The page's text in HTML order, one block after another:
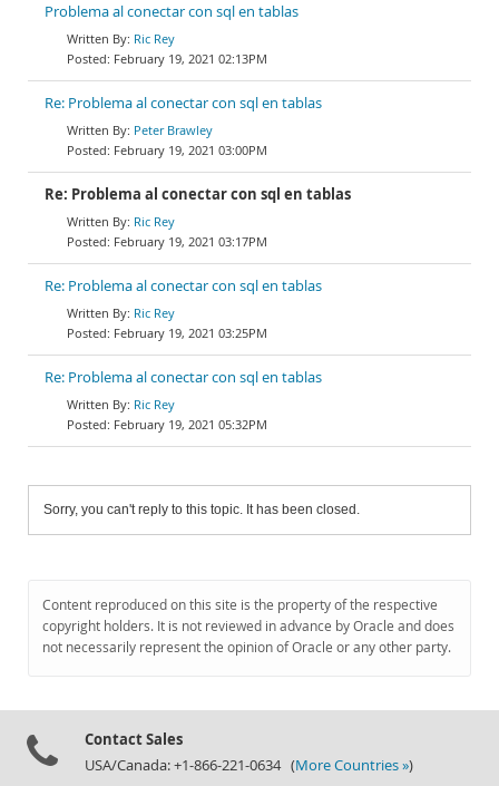
Problema al conectar con sql en tablas
Ric Rey
February 19, 2021 02:13PM
Re: Problema al conectar con sql en tablas
Peter Brawley
February 19, 2021 03:00PM
Re: Problema al conectar con sql en tablas
Ric Rey
February 19, 2021 03:17PM
Re: Problema al conectar con sql en tablas
Ric Rey
February 19, 2021 03:25PM
Re: Problema al conectar con sql en tablas
Ric Rey
February 19, 2021 05:32PM
Sorry, you can't reply to this topic. It has been closed.
Content reproduced on this site is the property of the respective
copyright holders. It is not reviewed in advance by Oracle and does
not necessarily represent the opinion of Oracle or any other party.
Contact Sales
USA/Canada: +1-866-221-0634 (More Countries »)